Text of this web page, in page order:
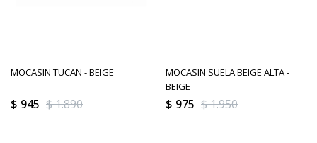
MOCASIN TUCAN - BEIGE
$ 945 $1.890
MOCASIN SUELA BEIGE ALTA -
BEIGE
$ 975 $1.950